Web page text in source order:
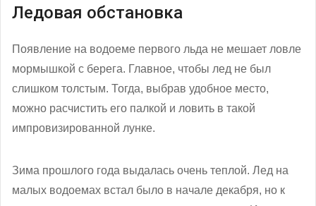
Ледовая обстановка
Появление на водоеме первого льда не мешает ловле
мормышкой с берега. Главное, чтобы лед не был
слишком толстым. Тогда, выбрав удобное место,
можно расчистить его палкой и ловить в такой
импровизированной лунке.
Зима прошлого года выдалась очень теплой. Лед на
малых водоемах встал было в начале декабря, но к